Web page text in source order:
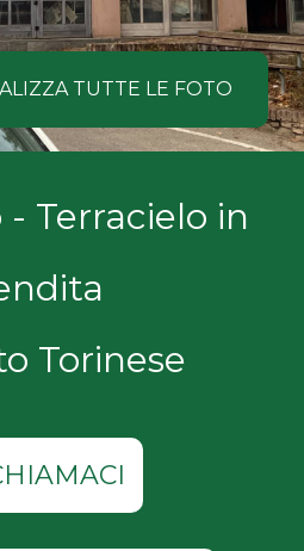
TUTTE LE FOTO
Terracielo in
Torinese